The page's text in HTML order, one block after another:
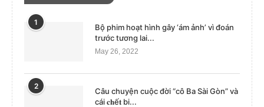
1
Bộ phim hoạt hình gây ‘ám ảnh’ vì đoán
trước tương lai...
May 26, 2022
2
Câu chuyện cuộc đời “cô Ba Sài Gòn” và
cái 𝐜𝐡ế𝐭 bi...